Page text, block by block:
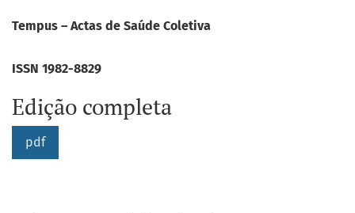
Tempus – Actas de Saúde Coletiva
ISSN 1982-8829
Edição completa
pdf